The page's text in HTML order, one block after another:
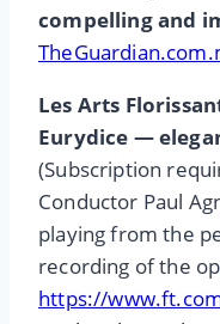
compelling and
Les Arts
Eurydice —
(Subscription
Conductor Paul
playing from the
recording of the
https://